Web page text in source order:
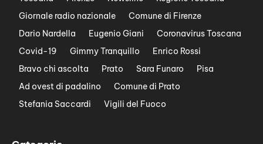
Giornale radio nazionale
Comune di Firenze
Dario Nardella
Eugenio Giani
Coronavirus Toscana
Covid-19
Gimmy Tranquillo
Enrico Rossi
Bravo chi ascolta
Prato Sara Funaro
Pisa
Ad ovest di padalino
Comune di Prato
Stefania Saccardi
Vigili del Fuoco